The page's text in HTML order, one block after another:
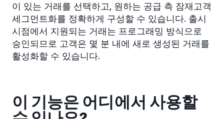
이 있는 거래를 선택하고, 원하는 공급 측 잠재고객
세그먼트화를 정확하게 구성할 수 있습니다. 출시
시점에서 지원되는 거래는 프로그래밍 방식으로
승인되므로 고객은 몇 분 내에 새로 생성된 거래를
활성화할 수 있습니다.
이 기능은 어디에서 사용할